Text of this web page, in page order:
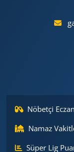
Nöbetçi
Namaz
Süper Lig